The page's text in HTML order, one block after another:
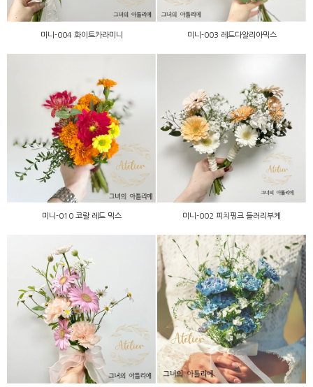
미니-004 화이트카라미니 미니-003 레드다알리아믹스
미니-010 코랄 레드 믹스
미니-010 코랄 레드 믹스
미니-002 피치핑크 들러리
부케
미니-002 피치핑크 들러리부케
미니-001 시즌 핑크 미니
BB-007 염색카네이션(컬러
별)